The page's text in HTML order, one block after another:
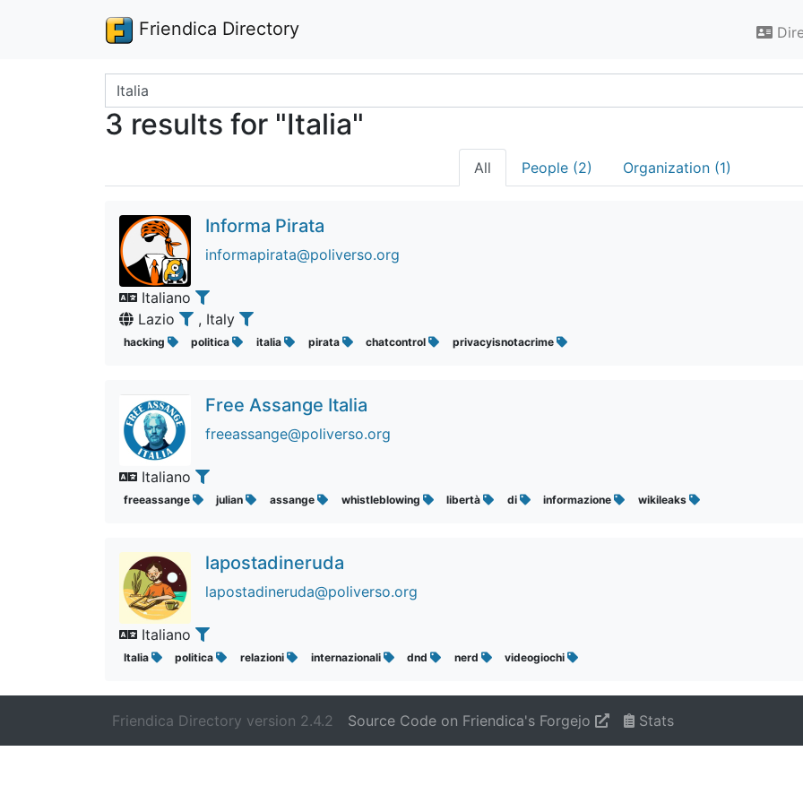
Friendica Directory
Search terms
3 results for "Italia"
All People (2) Organization (1)
Informa Pirata
informapirata@poliverso.org
Italiano
Lazio
, Italy
hacking politica italia pirata chatcontrol privacyisnotacrime
Free Assange Italia
freeassange@poliverso.org
Italiano
freeassange julian assange whistleblowing libertà di informazione wikileaks
lapostadineruda
lapostadineruda@poliverso.org
Italiano
Italia politica relazioni internazionali dnd nerd videogiochi
Friendica Directory version 2.4.2 Source Code on Friendica's Forgejo Stats